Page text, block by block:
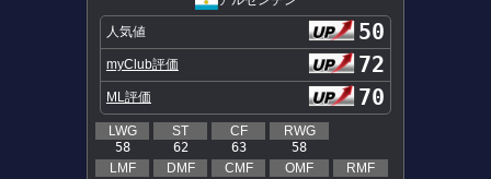
人気値 50
myClub評価 72
ML評価 70
LWG
58
ST
62
CF
63
RWG
58
LMF
DMF
CMF
OMF
RMF